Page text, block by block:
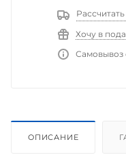
Хочу в
Самовывоз
ОПИСАНИЕ